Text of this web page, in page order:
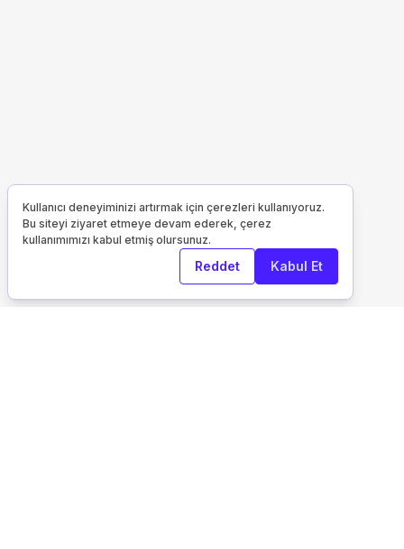
Kullanıcı deneyiminizi artırmak için çerezleri kullanıyoruz.
Bu siteyi ziyaret etmeye devam ederek, çerez
kullanımımızı kabul etmiş olursunuz.
Reddet Kabul Et